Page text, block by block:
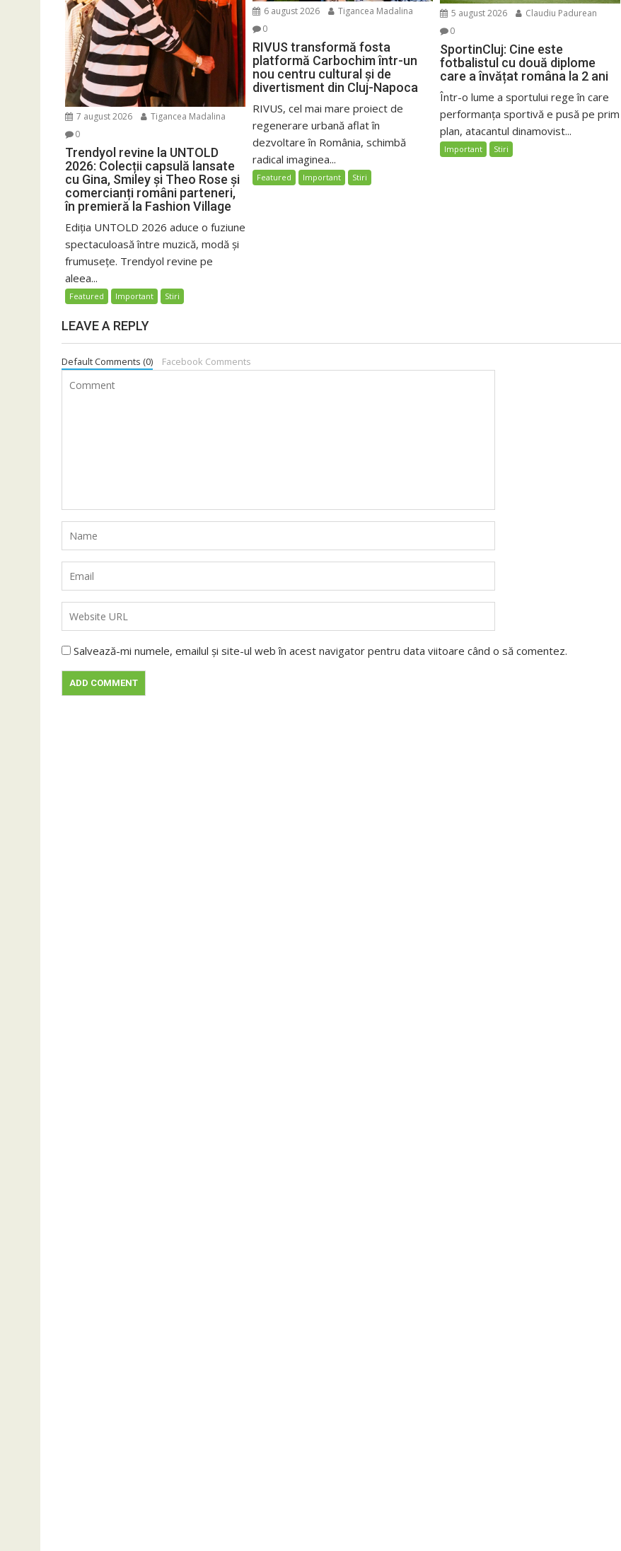
7 august 2026
Tigancea Madalina
0
Trendyol revine la UNTOLD
2026: Colecții capsulă lansate
cu Gina, Smiley și Theo Rose și
comercianți români parteneri,
în premieră la Fashion Village
Ediția UNTOLD 2026 aduce o fuziune
spectaculoasă între muzică, modă și
frumusețe. Trendyol revine pe
aleea...
Featured Important Stiri
6 august 2026
Tigancea Madalina
0
RIVUS transformă fosta
platformă Carbochim într-un
nou centru cultural și de
divertisment din Cluj-Napoca
RIVUS, cel mai mare proiect de
regenerare urbană aflat în
dezvoltare în România, schimbă
radical imaginea...
Featured Important Stiri
5 august 2026
Claudiu Padurean
0
SportinCluj: Cine este
fotbalistul cu două diplome
care a învățat româna la 2 ani
Într-o lume a sportului rege în care
performanța sportivă e pusă pe prim
plan, atacantul dinamovist...
Important Stiri
LEAVE A REPLY
Default Comments (0) Facebook Comments
Salvează-mi numele, emailul și site-ul web în acest navigator pentru data viitoare când o să comentez.